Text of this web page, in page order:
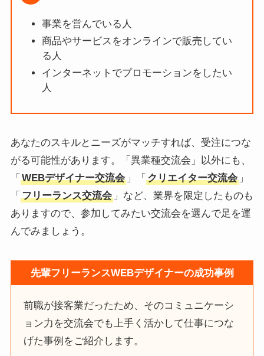
事業を営んでいる人
商品やサービスをオンラインで販売してい
る人
インターネットでプロモーションをしたい
人
あなたのスキルとニーズがマッチすれば、受注につな
がる可能性があります。「異業種交流会」以外にも、
「 WEBデザイナー交流会」「 クリエイター交流会」
「 フリーランス交流会」など、業界を限定したものも
ありますので、参加してみたい交流会を選んで足を運
んでみましょう。
先輩フリーランスWEBデザイナーの成功事例
前職が接客業だったため、そのコミュニケーシ
ョン力を交流会でも上手く活かして仕事につな
げた事例をご紹介します。